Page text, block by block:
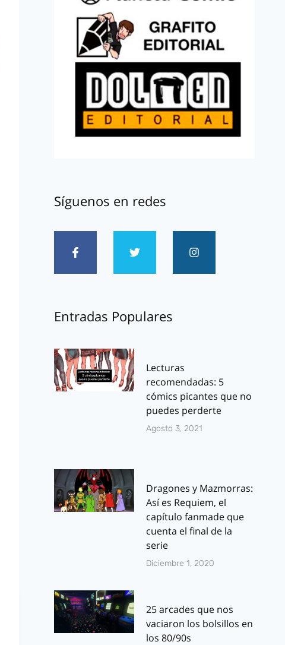
Síguenos en redes
Entradas Populares
Lecturas
recomendadas: 5
cómics picantes que no
puedes perderte
Agosto 3, 2021
Dragones y Mazmorras:
Así es Requiem, el
capítulo fanmade que
cuenta el final de la
serie
Diciembre 1, 2020
25 arcades que nos
vaciaron los bolsillos en
los 80/90s